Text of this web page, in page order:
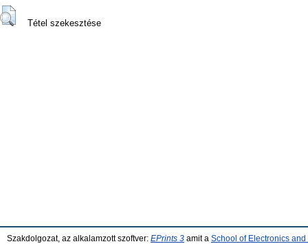
Tétel szekesztése
Szakdolgozat, az alkalamzott szoftver: EPrints 3 amit a School of Electronics